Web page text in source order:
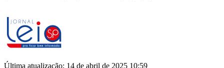
Última atualização: 14 de abril de 2025 10:59